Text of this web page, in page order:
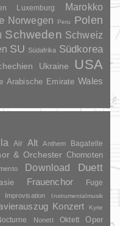
Luxemburg Marokko
Norwegen Peru
Polen
Schweden Schweiz
SU Südafrika Südkorea
Ukraine USA
Arabische Emirate Wales
Air Alt Anthem Bagatelle
& Orchester Chornoten
Download
Duett
Frauenchor Fuge
Improvisation Instrumentalmusik
Konzert Kyrie
Nonett Oktett Oper